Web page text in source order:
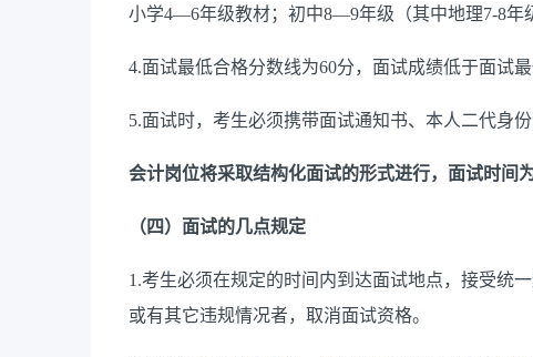
小学4—6年级教材；初中8—9年级（其中地理7-8年
4.面试最低合格分数线为60分，面试成绩低于面试
5.面试时，考生必须携带面试通知书、本人二代身
会计岗位将采取结构化面试的形式进行，面试时间
（四）面试的几点规定
1.考生必须在规定的时间内到达面试地点，接受统
或有其它违规情况者，取消面试资格。